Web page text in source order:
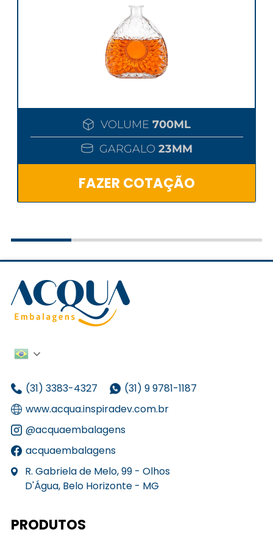
VOLUME 700ML
GARGALO 23MM
FAZER COTAÇÃO
(31) 3383-4327
(31) 9 9781-1187
www.acqua.inspiradev.com.br
@acquaembalagens
acquaembalagens
R. Gabriela de Melo, 99 - Olhos
D'Água, Belo Horizonte - MG
PRODUTOS